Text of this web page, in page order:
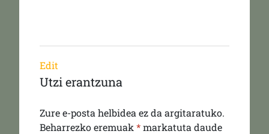
Edit
Utzi erantzuna
Zure e-posta helbidea ez da argitaratuko.
Beharrezko eremuak *markatuta daude